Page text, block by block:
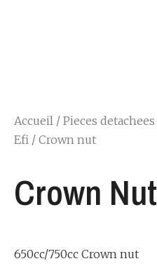
Accueil / Pieces detachees
Efi / Crown nut
Crown Nut
650cc/750cc Crown nut